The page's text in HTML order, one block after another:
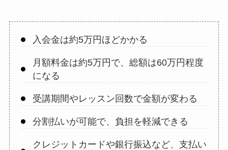
入会金は約5万円ほどかかる
月額料金は約5万円で、総額は60万円程度
になる
受講期間やレッスン回数で金額が変わる
分割払いが可能で、負担を軽減できる
クレジットカードや銀行振込など、支払い